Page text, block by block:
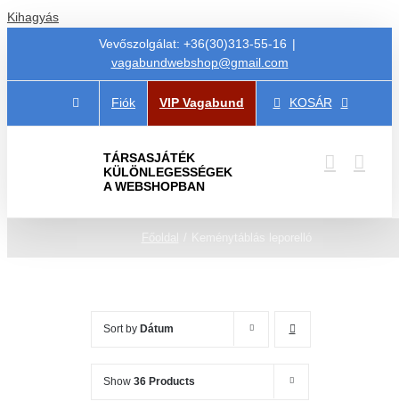
Kihagyás
Vevőszolgálat: +36(30)313-55-16 |
vagabundwebshop@gmail.com
Fiók VIP Vagabund KOSÁR
TÁRSASJÁTÉK
KÜLÖNLEGESSÉGEK
A WEBSHOPBAN
Főoldal Keménytáblás leporelló
Sort by Dátum
Show 36 Products